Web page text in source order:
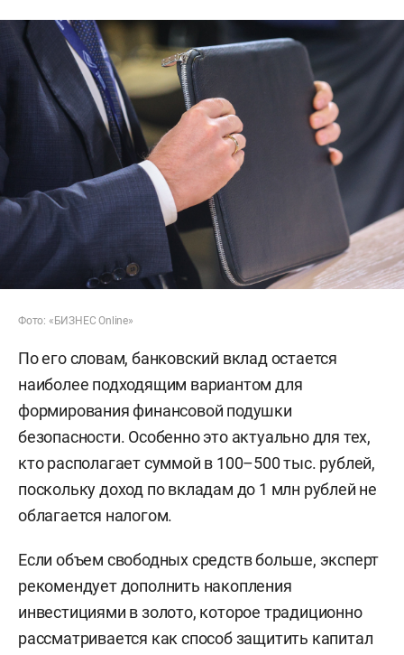
Фото: «БИЗНЕС Online»
По его словам, банковский вклад остается
наиболее подходящим вариантом для
формирования финансовой подушки
безопасности. Особенно это актуально для тех,
кто располагает суммой в 100–500 тыс. рублей,
поскольку доход по вкладам до 1 млн рублей не
облагается налогом.
Если объем свободных средств больше, эксперт
рекомендует дополнить накопления
инвестициями в золото, которое традиционно
рассматривается как способ защитить капитал